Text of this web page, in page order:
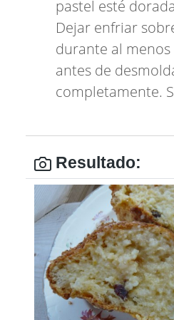
pastel esté
Dejar enfriar
durante al
antes de
completamente.
Resultado: